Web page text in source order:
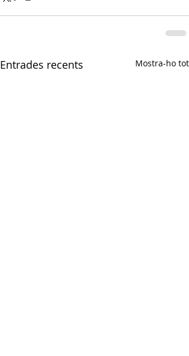
Entrades recents Mostra-ho tot